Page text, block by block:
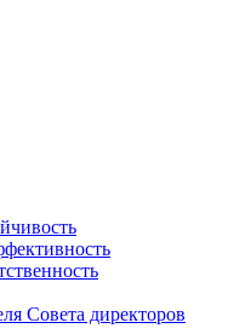
Совета директоров